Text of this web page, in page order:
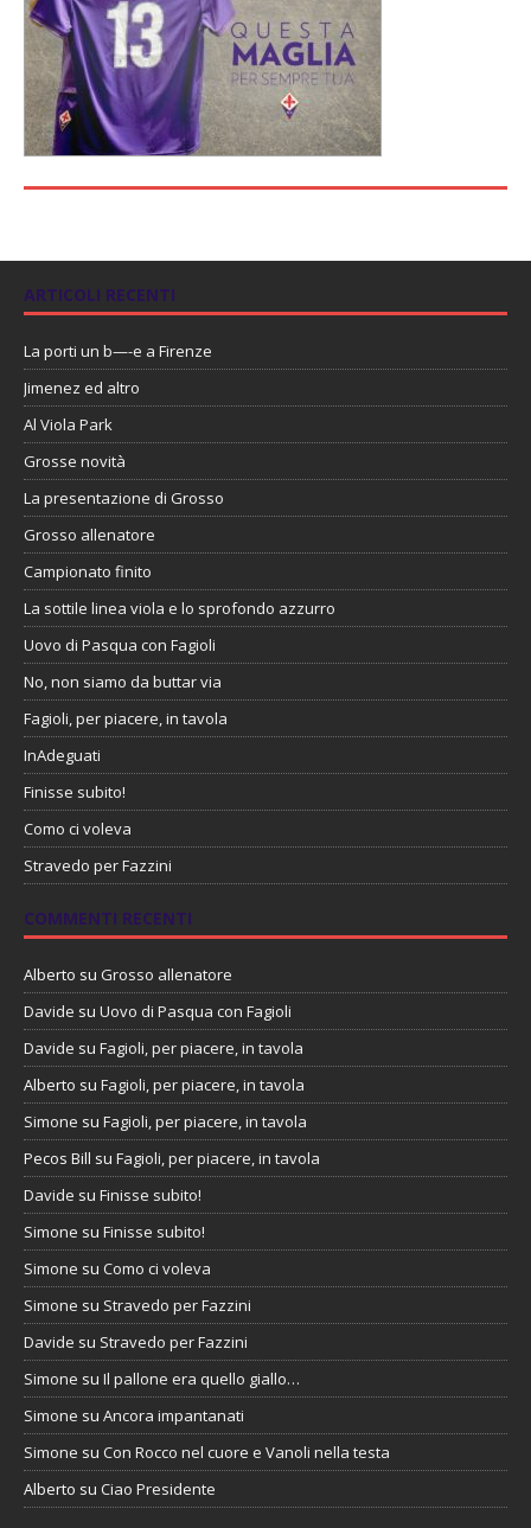
ARTICOLI RECENTI
La porti un b—-e a Firenze
Jimenez ed altro
Al Viola Park
Grosse novità
La presentazione di Grosso
Grosso allenatore
Campionato finito
La sottile linea viola e lo sprofondo azzurro
Uovo di Pasqua con Fagioli
No, non siamo da buttar via
Fagioli, per piacere, in tavola
InAdeguati
Finisse subito!
Como ci voleva
Stravedo per Fazzini
COMMENTI RECENTI
Alberto su Grosso allenatore
Davide su Uovo di Pasqua con Fagioli
Davide su Fagioli, per piacere, in tavola
Alberto su Fagioli, per piacere, in tavola
Simone su Fagioli, per piacere, in tavola
Pecos Bill su Fagioli, per piacere, in tavola
Davide su Finisse subito!
Simone su Finisse subito!
Simone su Como ci voleva
Simone su Stravedo per Fazzini
Davide su Stravedo per Fazzini
Simone su Il pallone era quello giallo…
Simone su Ancora impantanati
Simone su Con Rocco nel cuore e Vanoli nella testa
Alberto su Ciao Presidente